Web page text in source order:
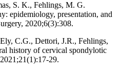
S. K., Fehlings, M. G.
epidemiology, presentation, and
2020;6(3):308.
C.G., Dettori, J.R., Fehlings,
history of cervical spondylotic
29.